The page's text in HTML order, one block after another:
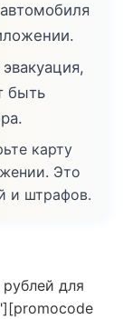
быть
карту
Это
и штрафов.
для